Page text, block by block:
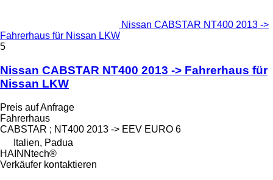
Nissan CABSTAR NT400 2013 ->
Fahrerhaus für Nissan LKW
5
Nissan CABSTAR NT400 2013 -> Fahrerhaus für
Nissan LKW
Preis auf Anfrage
Fahrerhaus
CABSTAR ; NT400 2013 -> EEV EURO 6
Italien, Padua
HAINNtech®
Verkäufer kontaktieren